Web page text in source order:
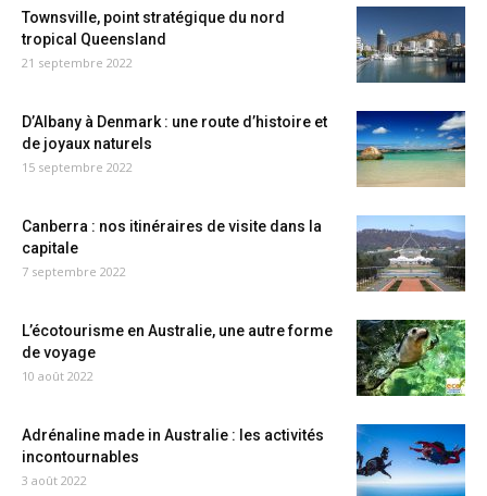
Townsville, point stratégique du nord
tropical Queensland
21 septembre 2022
D’Albany à Denmark : une route d’histoire et
de joyaux naturels
15 septembre 2022
Canberra : nos itinéraires de visite dans la
capitale
7 septembre 2022
L’écotourisme en Australie, une autre forme
de voyage
10 août 2022
Adrénaline made in Australie : les activités
incontournables
3 août 2022